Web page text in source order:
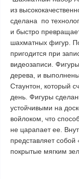
из
сделана по
и быстро
шахматных фигур.
пригодится при
видеозаписи.
дерева, и
Стаунтон, который
день. Фигуры
устойчивыми на
войлоком, что
не царапает ее.
представляет
покрытые мягким